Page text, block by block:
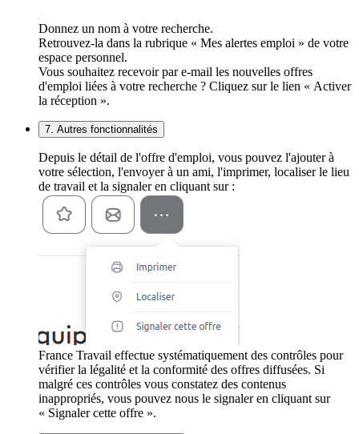
Donnez un nom à votre recherche.
Retrouvez-la dans la rubrique « Mes alertes emploi » de votre
espace personnel.
Vous souhaitez recevoir par e-mail les nouvelles offres
d'emploi liées à votre recherche ? Cliquez sur le lien « Activer
la réception ».
7. Autres fonctionnalités
Depuis le détail de l'offre d'emploi, vous pouvez l'ajouter à
votre sélection, l'envoyer à un ami, l'imprimer, localiser le lieu
de travail et la signaler en cliquant sur :
France Travail effectue systématiquement des contrôles pour
vérifier la légalité et la conformité des offres diffusées. Si
malgré ces contrôles vous constatez des contenus
inappropriés, vous pouvez nous le signaler en cliquant sur
« Signaler cette offre ».